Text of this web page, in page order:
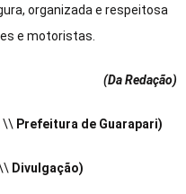
organizada e respeitosa
e motoristas.
(Da Redação)
\\ Prefeitura de Guarapari)
Divulgação)